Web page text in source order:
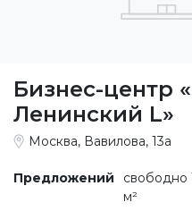
Бизнес-центр
Ленинский L»
Москва, Вавилова, 13а
Предложений
свободно
м²